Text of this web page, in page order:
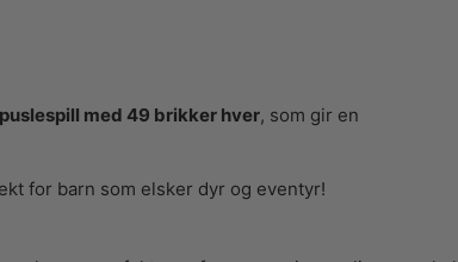
med 49 brikker hver, som gir en
for barn som elsker dyr og eventyr!